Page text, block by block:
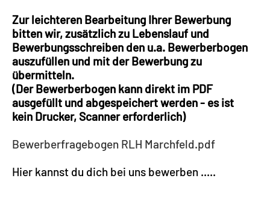
Zur leichteren Bearbeitung Ihrer Bewerbung
bitten wir, zusätzlich zu Lebenslauf und
Bewerbungsschreiben den u.a. Bewerberbogen
auszufüllen und mit der Bewerbung zu
übermitteln.
(Der Bewerberbogen kann direkt im PDF
ausgefüllt und abgespeichert werden - es ist
kein Drucker, Scanner erforderlich)
Bewerberfragebogen RLH Marchfeld.pdf
Hier kannst du dich bei uns bewerben .....